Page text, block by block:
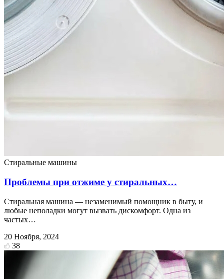
Стиральные машины
Проблемы при отжиме у стиральных…
Стиральная машина — незаменимый помощник в быту, и
любые неполадки могут вызвать дискомфорт. Одна из
частых…
20 Ноября, 2024
38